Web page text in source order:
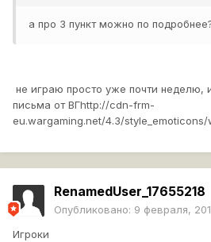
а про 3 пункт можно по
не играю просто уже почти неделю,
письма от ВГhttp://cdn-frm-
eu.wargaming.net/4.3/
RenamedUser_17655218
Опубликовано: 9 февраля,
Игроки